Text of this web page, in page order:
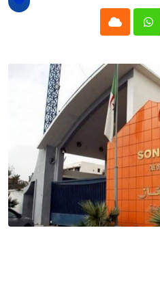
Whatsapp
Cloud